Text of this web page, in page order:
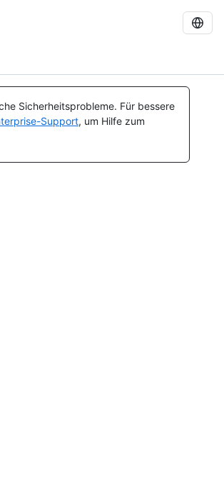
Sicherheitsprobleme. Für bessere
Support, um Hilfe zum